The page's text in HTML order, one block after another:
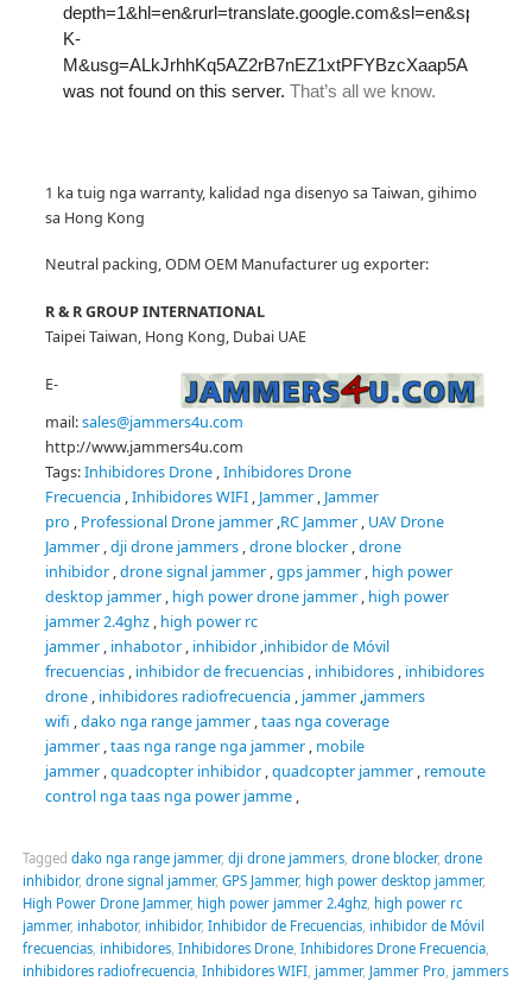
1 ka tuig nga warranty, kalidad nga disenyo sa Taiwan, gihimo
sa Hong Kong
Neutral packing, ODM OEM Manufacturer ug exporter:
R & R GROUP INTERNATIONAL
Taipei Taiwan, Hong Kong, Dubai UAE
E-
mail:sales@jammers4u.com
http://www.jammers4u.com
Tags:Inhibidores Drone,Inhibidores Drone
Frecuencia ,Inhibidores WIFI, Jammer, Jammer
pro , Professional Drone jammer,RC Jammer, UAV Drone
Jammer,dji drone jammers,drone blocker,drone
inhibidor,drone signal jammer,gps jammer, high power
desktop jammer, high power drone jammer, high power
jammer 2.4ghz, high power rc
jammer, inhabotor, inhibidor,inhibidor de Móvil
frecuencias, inhibidor de frecuencias, inhibidores, inhibidores
drone, inhibidores radiofrecuencia , jammer,jammers
wifi ,dako nga range jammer,taas nga coverage
jammer,taas nga range nga jammer, mobile
jammer,quadcopter inhibidor,quadcopter jammer, remoute
control nga taas nga power jamme,
Tagged dako nga range jammer, dji drone jammers, drone blocker, drone
inhibidor, drone signal jammer, GPS Jammer, high power desktop jammer,
High Power Drone Jammer, high power jammer 2.4ghz, high power rc
jammer, inhabotor, inhibidor, Inhibidor de Frecuencias, inhibidor de Móvil
frecuencias, inhibidores, Inhibidores Drone, Inhibidores Drone Frecuencia,
inhibidores radiofrecuencia, Inhibidores WIFI, jammer, Jammer Pro, jammers